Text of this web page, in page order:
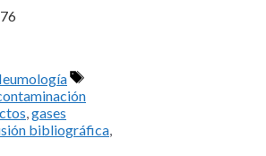
Etiquetas
,gases
bibliográfica,